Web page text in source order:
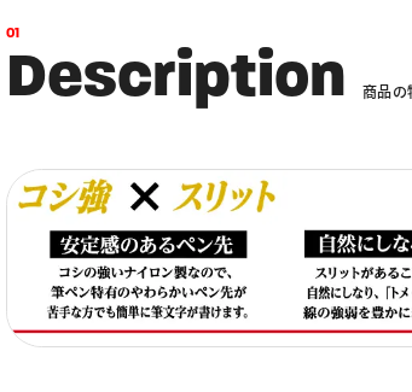
01
Description 商品の